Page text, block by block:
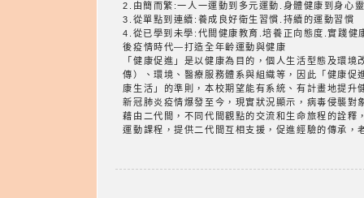
2.由簡而繁:一人一運動到多元運動.身體健康到身心
3.從單點到連續:養成良好衛生習慣.持續的運動習慣
4.從已學到未學:代間健康教育.培養正向態度.實踐健
後疫情時代—打造全年齡運動與健康
「健康促進」是以健康為目的，個人生活型態及環
傳）、環境、醫療服務體系與組織等，因此「健康
康生活」的準則，本校期望能有系統、有計畫地提
新冠肺炎疫情爆發至今，現實狀況顯示，病毒侵襲
藉由二代間，不同代間觀點的交流和生命旅程的詮
運動課程，提供二代間互相支援，促進經驗的傳承